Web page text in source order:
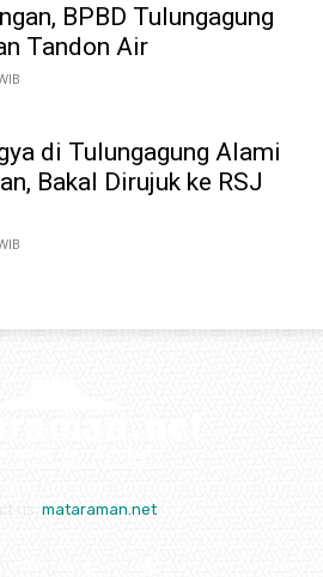
BPBD Tulungagung
Tandon Air
di Tulungagung Alami
Bakal Dirujuk ke RSJ
mataraman.net